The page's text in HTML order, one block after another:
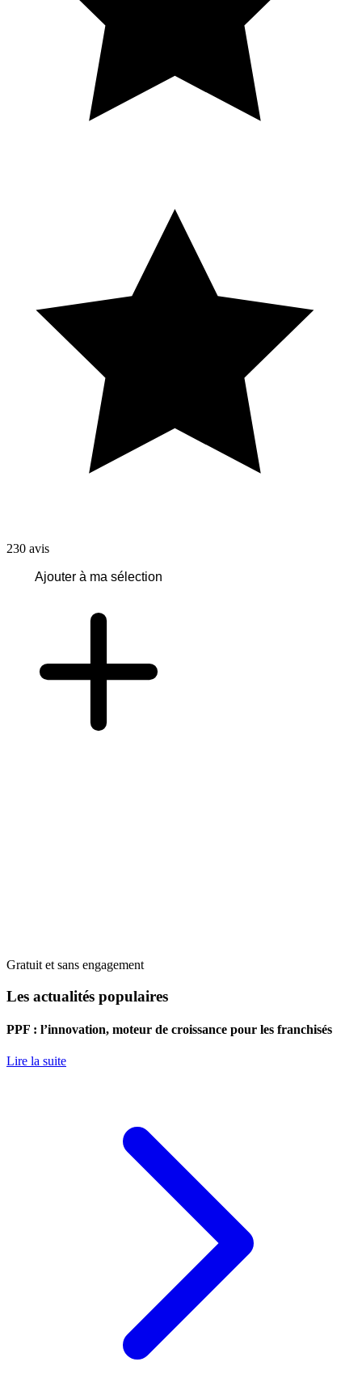
230 avis
Ajouter à ma sélection
Gratuit et sans engagement
Les actualités populaires
PPF : l’innovation, moteur de croissance pour les franchisés
Lire la suite